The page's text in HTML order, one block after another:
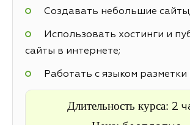
Создавать небольшие сайты;
Использовать хостинги и
сайты в интернете;
Работать с языком разметки
Длительность курса: 2